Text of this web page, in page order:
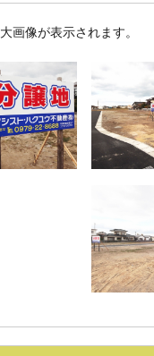
画像が表示されます。